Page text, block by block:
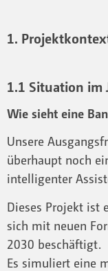
1.
1.1 Situation im
Wie sieht eine
Unsere
überhaupt noch
intelligenter
Dieses Projekt ist
sich mit neuen
2030 beschäftigt.
Es simuliert eine